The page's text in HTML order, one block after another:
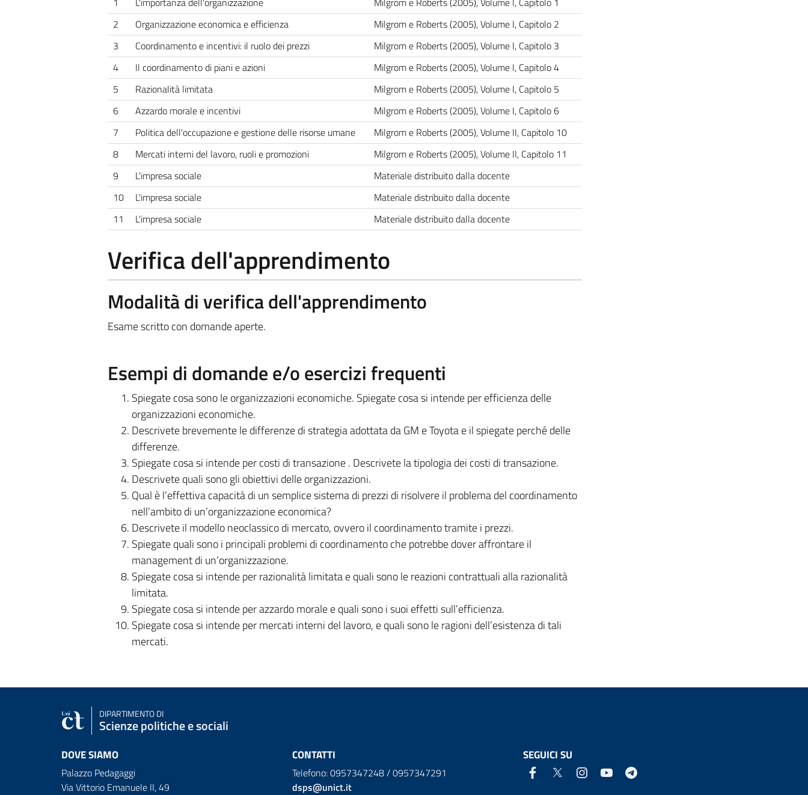
2
Organizzazione economica e efficienza
Milgrom e Roberts (2005), Volume I, Capitolo 2
3
Coordinamento e incentivi: il ruolo dei prezzi
Milgrom e Roberts (2005), Volume I, Capitolo 3
4
Il coordinamento di piani e azioni
Milgrom e Roberts (2005), Volume I, Capitolo 4
5
Razionalità limitata
Milgrom e Roberts (2005), Volume I, Capitolo 5
6
Azzardo morale e incentivi
Milgrom e Roberts (2005), Volume I, Capitolo 6
7
Politica dell'occupazione e gestione delle risorse umane
Milgrom e Roberts (2005), Volume II, Capitolo 10
8
Mercati interni del lavoro, ruoli e promozioni
Milgrom e Roberts (2005), Volume II, Capitolo 11
9
L'impresa sociale
Materiale distribuito dalla docente
10
L'impresa sociale
Materiale distribuito dalla docente
11
L'impresa sociale Materiale distribuito dalla docente
Verifica dell'apprendimento
Modalità di verifica dell'apprendimento
Esame scritto con domande aperte.
Esempi di domande e/o esercizi frequenti
Spiegate cosa sono le organizzazioni economiche. Spiegate cosa si intende per efficienza delle
organizzazioni economiche.
Descrivete brevemente le differenze di strategia adottata da GM e Toyota e il spiegate perché delle
differenze.
Spiegate cosa si intende per costi di transazione . Descrivete la tipologia dei costi di transazione.
Descrivete quali sono gli obiettivi delle organizzazioni.
Qual è l’effettiva capacità di un semplice sistema di prezzi di risolvere il problema del coordinamento
nell’ambito di un’organizzazione economica?
Descrivete il modello neoclassico di mercato, ovvero il coordinamento tramite i prezzi.
Spiegate quali sono i principali problemi di coordinamento che potrebbe dover affrontare il
management di un’organizzazione.
Spiegate cosa si intende per razionalità limitata e quali sono le reazioni contrattuali alla razionalità
limitata.
Spiegate cosa si intende per azzardo morale e quali sono i suoi effetti sull’efficienza.
Spiegate cosa si intende per mercati interni del lavoro, e quali sono le ragioni dell’esistenza di tali
mercati.
DIPARTIMENTO DI
Scienze politiche e sociali
DOVE SIAMO
Palazzo Pedagaggi
Via Vittorio Emanuele II, 49
CONTATTI
Telefono: 0957347248 / 0957347291
dsps@unict.it
SEGUICI SU